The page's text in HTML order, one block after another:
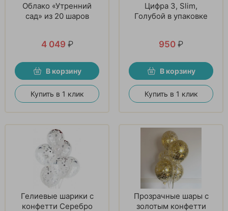
Облако «Утренний
сад» из 20 шаров
4 049 ₽
В корзину
Купить в 1 клик
Цифра 3, Slim,
Голубой в упаковке
950 ₽
В корзину
Купить в 1 клик
Гелиевые шарики с
конфетти Серебро
Прозрачные шары с
золотым конфетти